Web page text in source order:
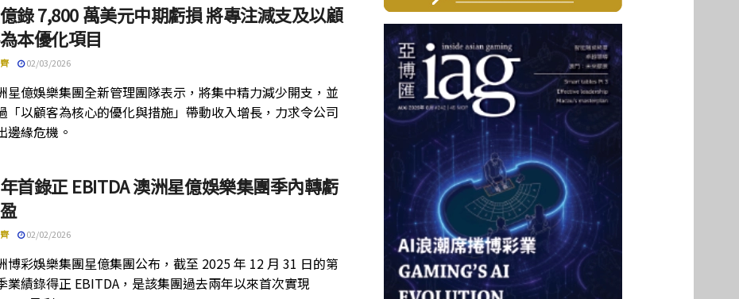
錄 7,800 萬美元中期虧損 將專注減支及以顧
本優化項目
02/03/2026
星億娛樂集團全新管理團隊表示，將集中精力減少開支，並
「以顧客為核心的優化與措施」帶動收入增長，力求令公司
邊緣危機。
首錄正 EBITDA 澳洲星億娛樂集團季內轉虧
02/02/2026
博彩娛樂集團星億集團公布，截至 2025 年 12 月 31 日的第
業績錄得正 EBITDA，是該集團過去兩年以來首次實現